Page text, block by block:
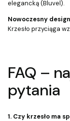
elegancką (Bluvel).
Nowoczesny design
Krzesło przyciąga
FAQ –
pytania
1. Czy krzesło ma